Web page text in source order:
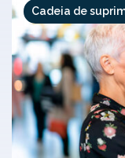
Cadeia de